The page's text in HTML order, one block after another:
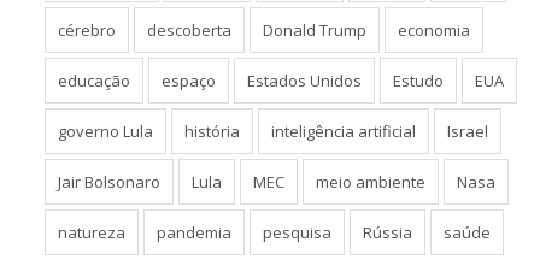
cérebro descoberta Donald Trump economia
educação espaço Estados Unidos Estudo EUA
governo Lula história inteligência artificial Israel
Jair Bolsonaro Lula MEC meio ambiente Nasa
natureza pandemia pesquisa Rússia saúde